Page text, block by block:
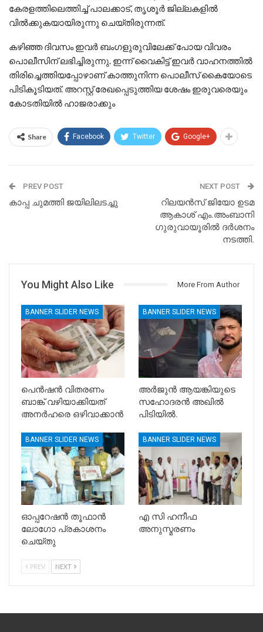
കേരളത്തിലെത്തിച്ച് പാലക്കാട്, തൃശൂർ ജില്ലകളിൽ
വിൽക്കുകയായിരുന്നു ചെയ്തിരുന്നത്.
കഴിഞ്ഞ ദിവസം ഇവർ ബംഗളുരുവിലേക്ക് പോയ വിവരം
പൊലീസിന് ലഭിച്ചിരുന്നു. ഇന്ന് വൈകിട്ട് ഇവർ വാഹനത്തിൽ
തിരിച്ചെത്തിയപ്പോഴാണ് കാത്തുനിന്ന പൊലീസ് കൈയോടെ
പിടികൂടിയത്. അറസ്റ്റ് രേഖപ്പെടുത്തിയ ശേഷം ഇരുവരെയും
കോടതിയിൽ ഹാജരാക്കും
Share Facebook Twitter Google+
PREV POST
കാപ്പ ചുമത്തി ജയിലിലടച്ചു
NEXT POST
റിലയൻസ് ജിയോ ഉടമ
ആകാശ് എം.അംബാനി
ഗുരുവായൂരിൽ ദർശനം
നടത്തി.
You Might Also Like More From Author
BANNER SLIDER NEWS
പെൻഷൻ വിതരണം
ബാങ്ക് വഴിയാക്കിയത്
അനർഹരെ ഒഴിവാക്കാൻ
BANNER SLIDER NEWS
അർജുൻ ആയങ്കിയുടെ
സഹോദരൻ അഖിൽ
പിടിയിൽ.
BANNER SLIDER NEWS
ഓപ്പറേഷൻ തൂഫാൻ
ലോഗോ പ്രകാശനം
ചെയ്തു
BANNER SLIDER NEWS
എ സി ഹനീഫ
അനുസ്മരണം
PREV NEXT